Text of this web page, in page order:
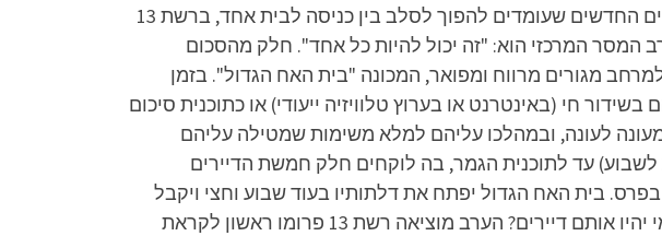
של הדיירים. למרות שבאוויר כבר מתפרסמים דיווחים שונים אודות זהותם של המלוהקים החדשים שעומדים להפוך לסלב בין כניסה לבית אחד, ברשת 13
המסר המרכזי הוא: "זה יכול להיות כל אחד". חלק מהסכום
מגורים מרווח ומפואר, המכונה "בית האח הגדול". בזמן
חי (באינטרנט או בערוץ טלוויזיה ייעודי) או כתוכנית סיכום
לעונה, ובמהלכו עליהם למלא משימות שמטילה עליהם
עד לתוכנית הגמר, בה לוקחים חלק חמשת הדיירים
בית האח הגדול יפתח את דלתותיו בעוד שבוע וחצי ויקבל
אליו את הדיירים החדשים שיאלצו ללמוד להתנהג בהתאם, כשהשאלה הגדולה היא – מי יהיו אותם דיירים? הערב מוציאה רשת 13 פרומו ראשון לקראת